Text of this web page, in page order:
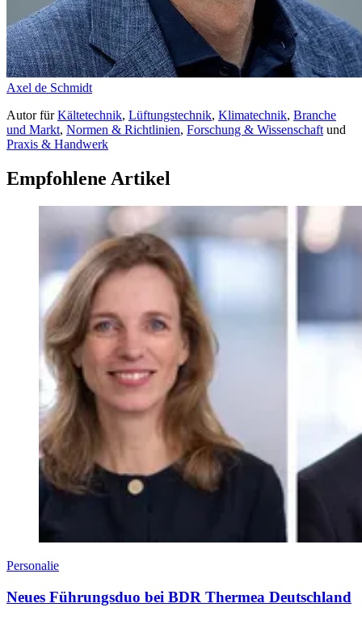
Axel de Schmidt
AutorfürKältetechnik, Lüftungstechnik, Klimatechnik, Branche
und Markt, Normen & Richtlinien, Forschung & Wissenschaft und
Praxis & Handwerk
Empfohlene Artikel
Personalie
Neues Führungsduo bei BDR Thermea Deutschland